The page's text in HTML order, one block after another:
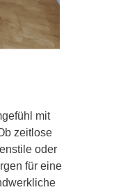
mit
zeitlose
oder
für eine